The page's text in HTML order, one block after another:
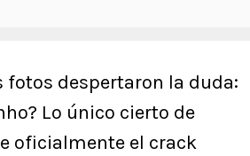
fotos despertaron la duda:
Lo único cierto de
oficialmente el crack